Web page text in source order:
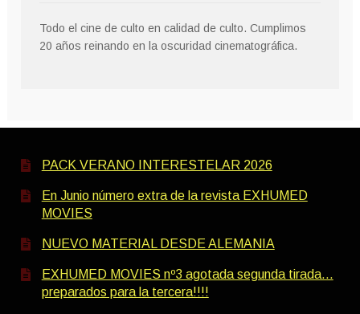
Todo el cine de culto en calidad de culto. Cumplimos
20 años reinando en la oscuridad cinematográfica.
PACK VERANO INTERESTELAR 2026
En Junio número extra de la revista EXHUMED
MOVIES
NUEVO MATERIAL DESDE ALEMANIA
EXHUMED MOVIES nº3 agotada segunda tirada…
preparados para la tercera!!!!